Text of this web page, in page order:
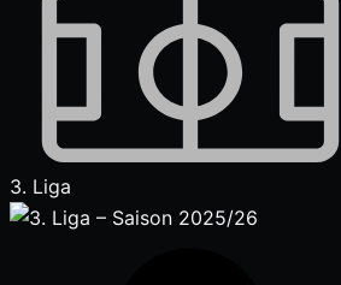
3. Liga